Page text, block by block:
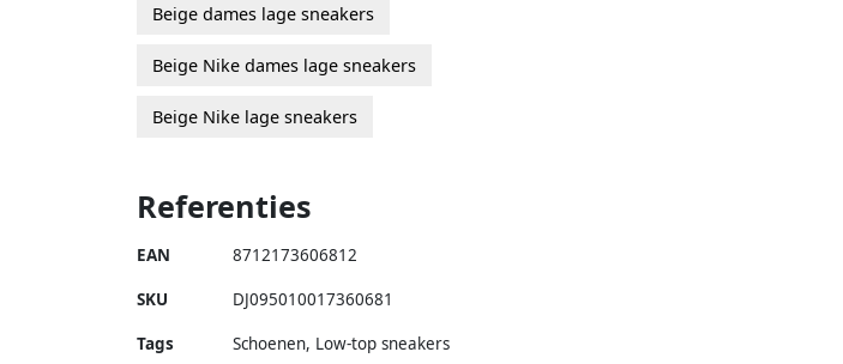
Beige dames lage sneakers
Beige Nike dames lage sneakers
Beige Nike lage sneakers
Referenties
EAN 8712173606812
SKU DJ095010017360681
Tags
Schoenen, Low-top sneakers